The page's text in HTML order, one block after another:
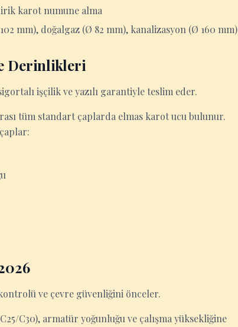
karot numune alma
mm), doğalgaz (Ø 82 mm), kanalizasyon (Ø 160 mm)
Derinlikleri
işçilik ve yazılı garantiyle teslim eder.
tüm standart çaplarda elmas karot ucu bulunur.
ve çevre güvenliğini önceler.
C30), armatür yoğunluğu ve çalışma yüksekliğine